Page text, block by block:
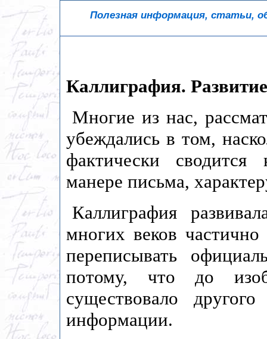
Полезная информация, статьи,
Каллиграфия.
Многие из нас,
убеждались в том,
фактически
манере письма,
Каллиграфия
многих веков
переписывать
потому, что до
существовало
информации.